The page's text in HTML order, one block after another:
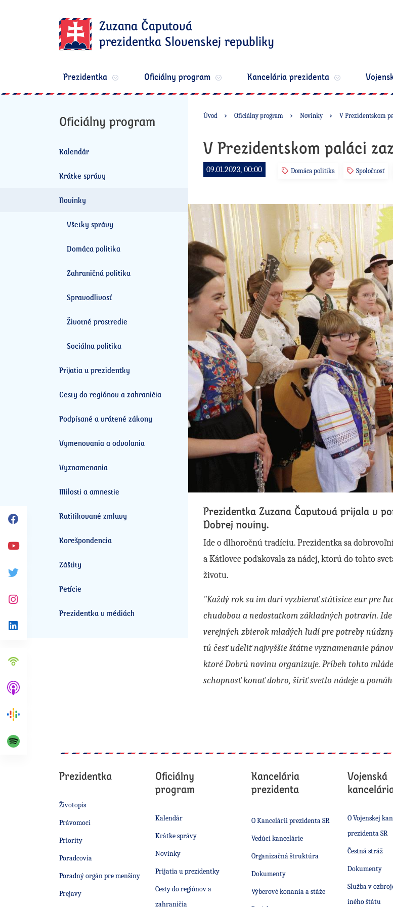
Zuzana Čaputová
prezidentka Slovenskej republiky
Prezidentka Oficiálny program Kancelária prezidenta
Oficiálny program
Kalendár
Krátke správy
Novinky
Všetky správy
Domáca politika
Zahraničná politika
Spravodlivosť
Životné prostredie
Sociálna politika
Prijatia u prezidentky
Cesty do regiónov a zahraničia
Podpísané a vrátené zákony
Vymenovania a odvolania
Vyznamenania
Milosti a amnestie
Ratifikované zmluvy
Korešpondencia
Záštity
Petície
Prezidentka v médiách
Úvod Oficiálny program Novinky V Prezidentskom
V Prezidentskom paláci
09.01.2023, 00:00 Domáca politika Spoločnosť
Prezidentka Zuzana Čaputová prijala v
Dobrej noviny.
Ide o dlhoročnú tradíciu. Prezidentka sa
a Kátlovce poďakovala za nádej, ktorú do tohto
životu.
"Každý rok sa im darí vyzbierať státisíce eur pre
chudobou a nedostatkom základných potravín.
verejných zbierok mladých ľudí pre potreby
tú česť udeliť najvyššie štátne vyznamenanie
ktoré Dobrú novinu organizuje. Príbeh tohto
schopnosť konať dobro, šíriť svetlo nádeje a
Prezidentka
Životopis
Právomoci
Priority
Poradcovia
Poradný orgán pre menšiny
Prejavy
Oficiálny
program
Kalendár
Krátke správy
Novinky
Prijatia u prezidentky
Cesty do regiónov a
zahraničia
Kancelária
prezidenta
O Kancelárii prezidenta SR
Vedúci kancelárie
Organizačná štruktúra
Dokumenty
Výberové konania a stáže
Vojenská
O Vojenskej
prezidenta SR
Čestná stráž
Dokumenty
Služba v
iného štátu
Facebook
Twitter
Instagram